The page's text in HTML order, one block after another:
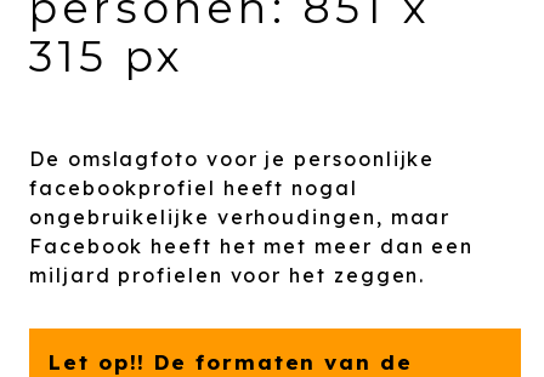
315 px
De omslagfoto voor je persoonlijke
facebookprofiel heeft nogal
ongebruikelijke verhoudingen, maar
Facebook heeft het met meer dan een
miljard profielen voor het zeggen.
Let op!! De formaten van de